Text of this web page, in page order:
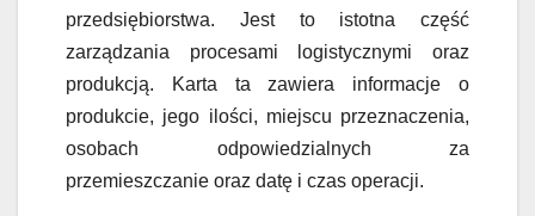
przedsiębiorstwa. Jest to istotna część
zarządzania procesami logistycznymi oraz
produkcją. Karta ta zawiera informacje o
produkcie, jego ilości, miejscu przeznaczenia,
osobach odpowiedzialnych za
przemieszczanie oraz datę i czas operacji.